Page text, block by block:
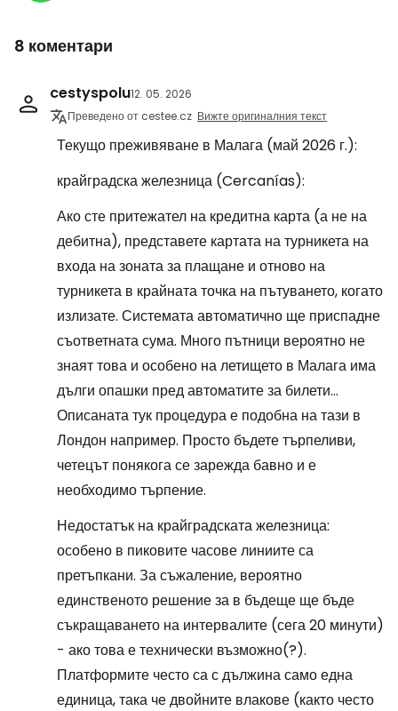
8 коментари
cestyspolu12. 05. 2026
Преведено от cestee.cz Вижте оригиналния текст
Текущо преживяване в Малага (май 2026 г.):
крайградска железница (Cercanías):
Ако сте притежател на кредитна карта (а не на
дебитна), представете картата на турникета на
входа на зоната за плащане и отново на
турникета в крайната точка на пътуването, когато
излизате. Системата автоматично ще приспадне
съответната сума. Много пътници вероятно не
знаят това и особено на летището в Малага има
дълги опашки пред автоматите за билети...
Описаната тук процедура е подобна на тази в
Лондон например. Просто бъдете търпеливи,
четецът понякога се зарежда бавно и е
необходимо търпение.
Недостатък на крайградската железница:
особено в пиковите часове линиите са
претъпкани. За съжаление, вероятно
единственото решение за в бъдеще ще бъде
съкращаването на интервалите (сега 20 минути)
- ако това е технически възможно(?).
Платформите често са с дължина само една
единица, така че двойните влакове (както често